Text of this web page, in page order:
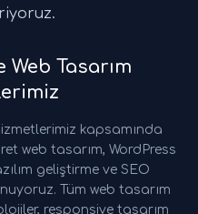
Web Tasarım
kapsamında
web tasarım, WordPress
geliştirme ve SEO
Tüm web tasarım
responsive tasarım